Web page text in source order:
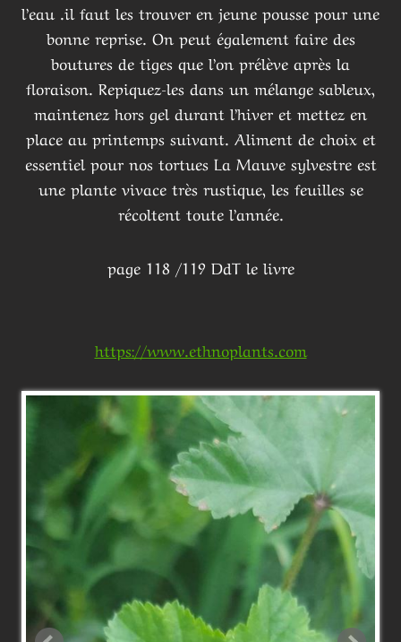
l’eau .il faut les trouver en jeune pousse pour une
bonne reprise. On peut également faire des
boutures de tiges que l’on prélève après la
floraison. Repiquez-les dans un mélange sableux,
maintenez hors gel durant l’hiver et mettez en
place au printemps suivant. Aliment de choix et
essentiel pour nos tortues La Mauve sylvestre est
une plante vivace très rustique, les feuilles se
récoltent toute l’année.
page 118 /119 DdT le livre
https://www.ethnoplants.com